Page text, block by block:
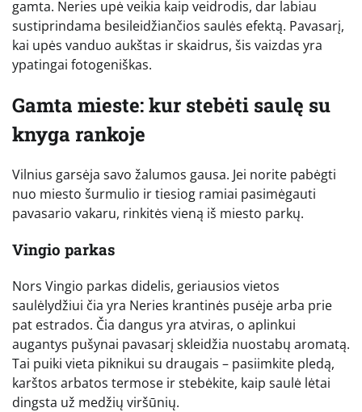
gamta. Neries upė veikia kaip veidrodis, dar labiau
sustiprindama besileidžiančios saulės efektą. Pavasarį,
kai upės vanduo aukštas ir skaidrus, šis vaizdas yra
ypatingai fotogeniškas.
Gamta mieste: kur stebėti saulę su
knyga rankoje
Vilnius garsėja savo žalumos gausa. Jei norite pabėgti
nuo miesto šurmulio ir tiesiog ramiai pasimėgauti
pavasario vakaru, rinkitės vieną iš miesto parkų.
Vingio parkas
Nors Vingio parkas didelis, geriausios vietos
saulėlydžiui čia yra Neries krantinės pusėje arba prie
pat estrados. Čia dangus yra atviras, o aplinkui
augantys pušynai pavasarį skleidžia nuostabų aromatą.
Tai puiki vieta piknikui su draugais – pasiimkite pledą,
karštos arbatos termose ir stebėkite, kaip saulė lėtai
dingsta už medžių viršūnių.